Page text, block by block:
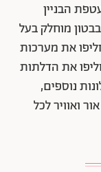
הבניין
מוחלק בעל
את מערכות
את הדלתות
נוספים,
ואוויר לכל